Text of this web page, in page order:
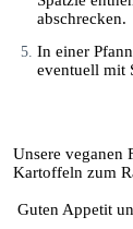
abschrecken.
In einer
eventuell mit
Unsere veganen
Kartoffeln zum
Guten Appetit